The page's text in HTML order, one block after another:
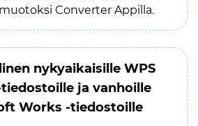
Converter Appilla.
nykyaikaisille WPS
ja vanhoille
Works -tiedostoille